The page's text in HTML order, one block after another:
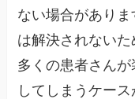
ない場合があり
は解決されないた
多くの患者さん
してしまうケース